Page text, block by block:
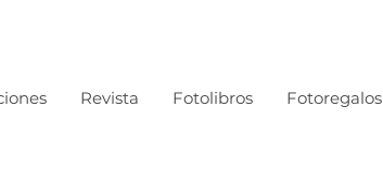
Revista Fotolibros Fotoregalos